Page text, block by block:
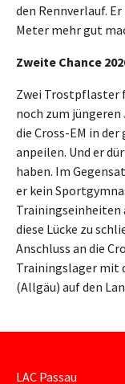
den Rennverlauf.
Meter mehr gut
Zweite Chance
Zwei Trostpflaster
noch zum jüngeren
die Cross-EM in
anpeilen. Und er
haben. Im
er kein
Trainingseinheiten
diese Lücke zu
Anschluss an die
Trainingslager mit
(Allgäu) auf den
LAC Passau